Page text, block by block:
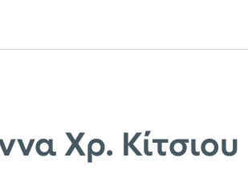
Χρ. Κίτσιου